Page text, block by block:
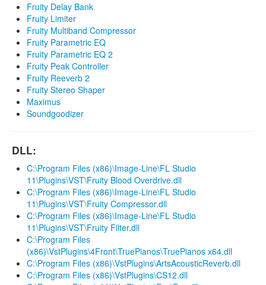
Fruity Delay Bank
Fruity Limiter
Fruity Multiband Compressor
Fruity Parametric EQ
Fruity Parametric EQ 2
Fruity Peak Controller
Fruity Reeverb 2
Fruity Stereo Shaper
Maximus
Soundgoodizer
DLL:
C:\Program Files (x86)\Image-Line\FL Studio
11\Plugins\VST\Fruity Blood Overdrive.dll
C:\Program Files (x86)\Image-Line\FL Studio
11\Plugins\VST\Fruity Compressor.dll
C:\Program Files (x86)\Image-Line\FL Studio
11\Plugins\VST\Fruity Filter.dll
C:\Program Files
(x86)\VstPlugins\4Front\TruePianos\TruePianos x64.dll
C:\Program Files (x86)\VstPlugins\ArtsAcousticReverb.dll
C:\Program Files (x86)\VstPlugins\CS12.dll